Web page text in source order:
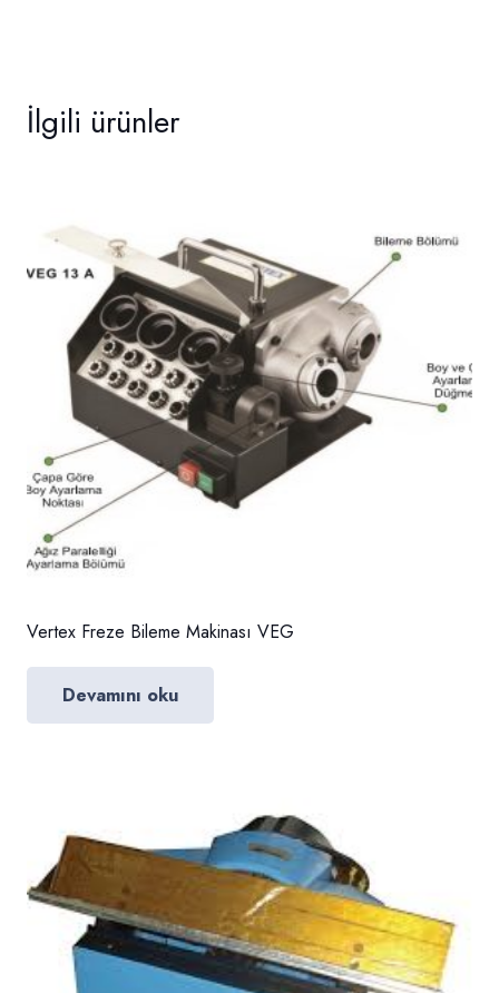
İlgili ürünler
Vertex Freze Bileme Makinası VEG
Devamını oku